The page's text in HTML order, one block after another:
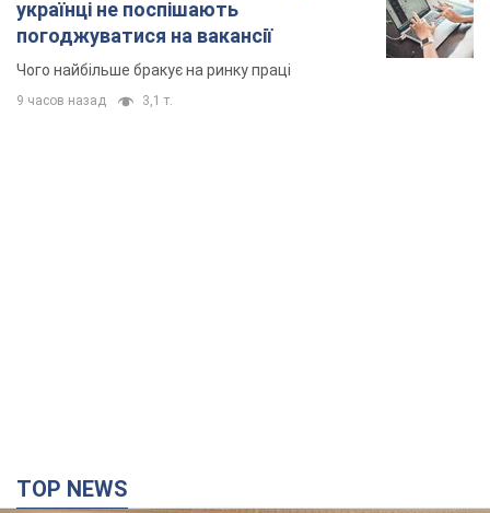
українці не поспішають
погоджуватися на вакансії
Чого найбільше бракує на ринку праці
9 часов назад 3,1 т.
TOP NEWS